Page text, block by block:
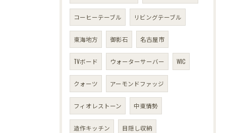
コーヒーテーブル リビングテーブル
東海地方 御影石 名古屋市
TVボード ウォーターサーバー WIC
クォーツ アーモンドファッジ
フィオレストーン 中東情勢
造作キッチン 目隠し収納